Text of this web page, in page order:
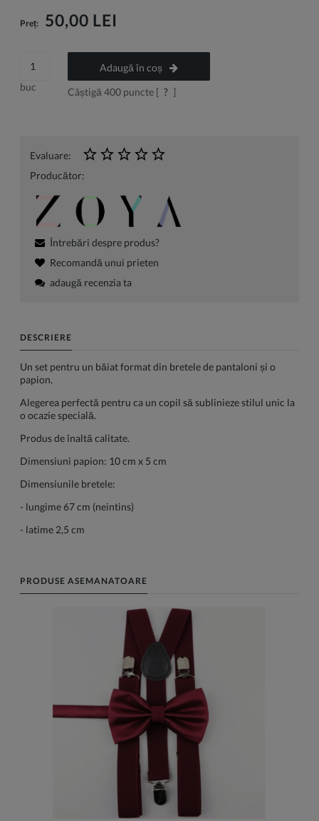
Preț: 50,00 LEI
buc
Adaugă în coș
Câștigă 400puncte [ ? ]
Evaluare:
Producător:
Întrebări despre produs?
Recomandă unui prieten
adaugă recenzia ta
DESCRIERE
Un set pentru un băiat format din bretele de pantaloni și o
papion.
Alegerea perfectă pentru ca un copil să sublinieze stilul unic la
o ocazie specială.
Produs de înaltă calitate.
Dimensiuni papion: 10 cm x 5 cm
Dimensiunile bretele:
- lungime 67 cm (neintins)
- latime 2,5 cm
PRODUSE ASEMANATOARE